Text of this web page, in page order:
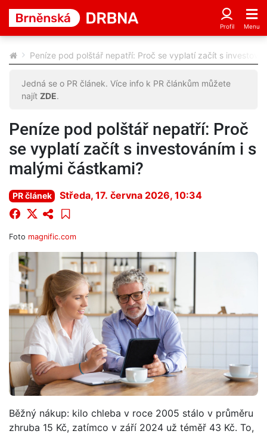
Peníze pod polštář nepatří: Proč se vyplatí začít s
Jedná se o PR článek. Více info k PR článkům můžete
najít ZDE.
Peníze pod polštář nepatří: Proč
se vyplatí začít s investováním i s
malými částkami?
PR článek Středa, 17. června 2026, 10:34
Foto magnific.com
Běžný nákup: kilo chleba v roce 2005 stálo v průměru
zhruba 15 Kč, zatímco v září 2024 už téměř 43 Kč. To,